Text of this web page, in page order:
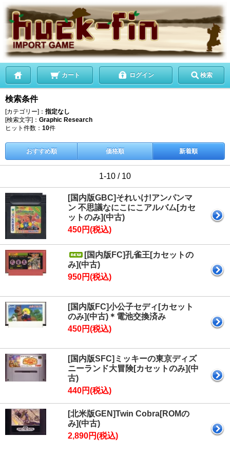
カート ログイン 検索
検索条件
[カテゴリー]： 指定なし
[検索文字]： Graphic Research
ヒット件数： 10件
おすすめ順 価格順 新着順
1-10 / 10
[国内版GBC]それいけ!アンパンマ
ン 不思議なにこにこアルバム[カセ
ットのみ](中古)
450円(税込)
[国内版FC]孔雀王[カセットの
み](中古)
950円(税込)
[国内版FC]小公子セディ[カセット
のみ](中古)＊電池交換済み
450円(税込)
[国内版SFC]ミッキーの東京ディズ
ニーランド大冒険[カセットのみ](中
古)
440円(税込)
[北米版GEN]Twin Cobra[ROMの
み](中古)
2,890円(税込)